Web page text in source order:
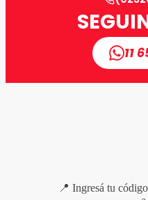
11
📍 Ingresá tu